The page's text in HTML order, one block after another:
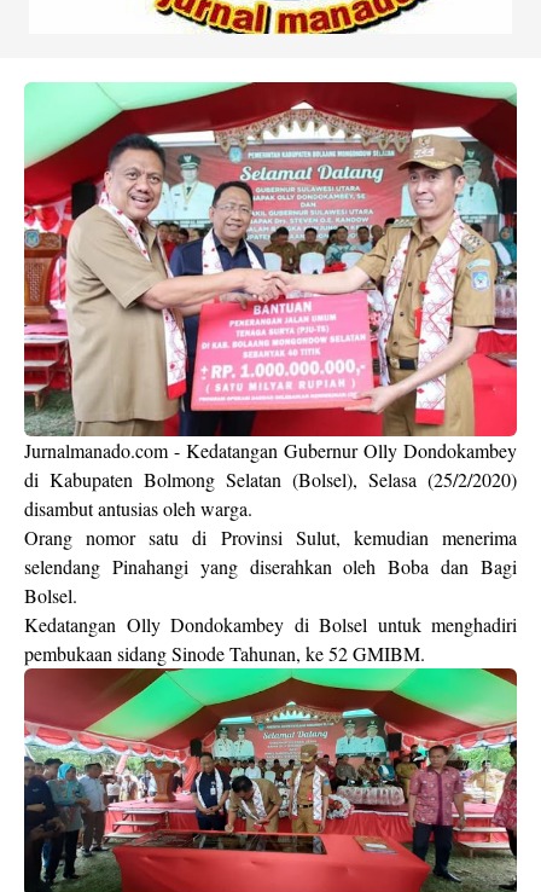
Jurnalmanado.com - Kedatangan Gubernur Olly Dondokambey
di Kabupaten Bolmong Selatan (Bolsel), Selasa (25/2/2020)
disambut antusias oleh warga.
Orang nomor satu di Provinsi Sulut, kemudian menerima
selendang Pinahangi yang diserahkan oleh Boba dan Bagi
Bolsel.
Kedatangan Olly Dondokambey di Bolsel untuk menghadiri
pembukaan sidang Sinode Tahunan, ke 52 GMIBM.